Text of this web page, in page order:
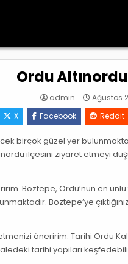
Ordu
admin Ağustos
X Facebook Reddit
birçok güzel yer
ilçesini ziyaret etmeyi
Boztepe, Ordu’nun en
Boztepe’ye
öneririm. Tarihi Ordu
tarihi yapıları